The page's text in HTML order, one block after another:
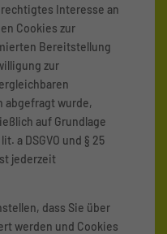
Interesse an
Cookies zur
Bereitstellung
zur
abgefragt wurde,
auf Grundlage
a DSGVO und § 25
jederzeit
dass Sie über
werden und Cookies